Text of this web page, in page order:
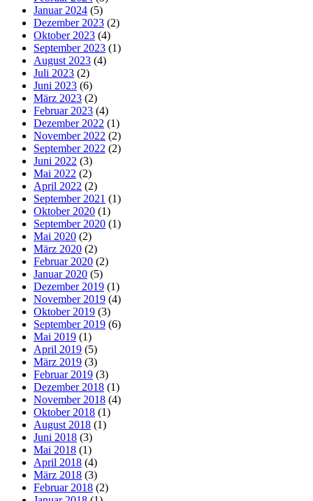
Januar 2024 (5)
Dezember 2023 (2)
Oktober 2023 (4)
September 2023 (1)
August 2023 (4)
Juli 2023 (2)
Juni 2023 (6)
März 2023 (2)
Februar 2023 (4)
Dezember 2022 (1)
November 2022 (2)
September 2022 (2)
Juni 2022 (3)
Mai 2022 (2)
April 2022 (2)
September 2021 (1)
Oktober 2020 (1)
September 2020 (1)
Mai 2020 (2)
März 2020 (2)
Februar 2020 (2)
Januar 2020 (5)
Dezember 2019 (1)
November 2019 (4)
Oktober 2019 (3)
September 2019 (6)
Mai 2019 (1)
April 2019 (5)
März 2019 (3)
Februar 2019 (3)
Dezember 2018 (1)
November 2018 (4)
Oktober 2018 (1)
August 2018 (1)
Juni 2018 (3)
Mai 2018 (1)
April 2018 (4)
März 2018 (3)
Februar 2018 (2)